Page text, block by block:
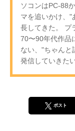
ソコンはPC-88
マを追いかけ、"
長してきた。 プ
70〜90年代作品
ない、"ちゃんと
発信していきたい
ポスト